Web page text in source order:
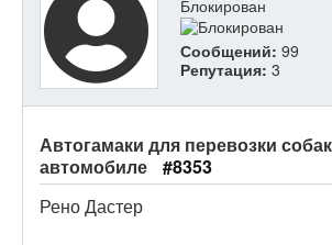
Блокирован
Сообщений: 99
Репутация: 3
Автогамаки для перевозки
автомобиле
#8353
Рено Дастер